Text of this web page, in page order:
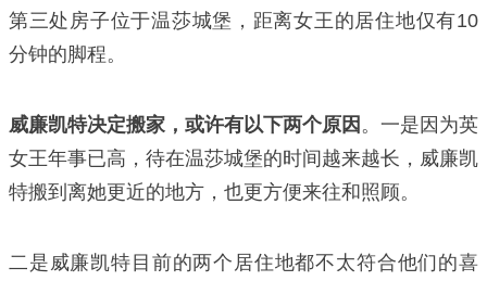
第三处房子位于温莎城堡，距离女王的居住地仅有10
分钟的脚程。
威廉凯特决定搬家，或许有以下两个原因 。一是因为英
女王年事已高，待在温莎城堡的时间越来越长，威廉凯
特搬到离她更近的地方，也更方便来往和照顾。
二是威廉凯特目前的两个居住地都不太符合他们的喜